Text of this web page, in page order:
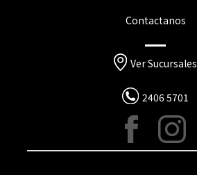
Contactanos
Ver Sucursales
2406 5701